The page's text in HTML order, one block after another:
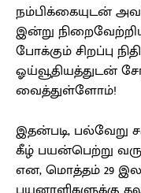
நம்பிக்கையுடன்
இன்று
போக்கும் சிறப்பு
ஓய்வூதியத்துடன்
வைத்துள்ளோம்!
இதன்படி, பல்வேறு
கீழ் பயன்பெற்று
என, மொத்தம் 29